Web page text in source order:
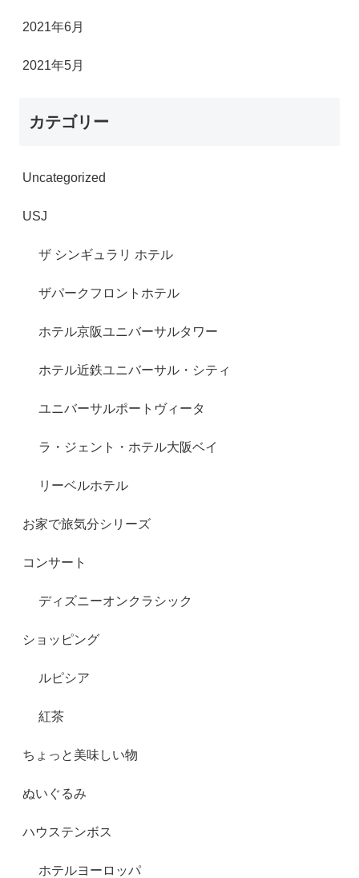
2021年6月
2021年5月
カテゴリー
Uncategorized
USJ
ザ シンギュラリ ホテル
ザパークフロントホテル
ホテル京阪ユニバーサルタワー
ホテル近鉄ユニバーサル・シティ
ユニバーサルポートヴィータ
ラ・ジェント・ホテル大阪ベイ
リーベルホテル
お家で旅気分シリーズ
コンサート
ディズニーオンクラシック
ショッピング
ルピシア
紅茶
ちょっと美味しい物
ぬいぐるみ
ハウステンボス
ホテルヨーロッパ